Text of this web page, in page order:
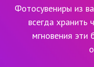
Фотосувениры из
всегда хранить
мгновения эти